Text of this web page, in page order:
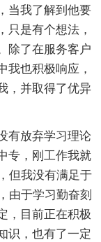
当我了解到他要
只是有个想法，
除了在服务客户
我也积极响应，
，并取得了优异
有放弃学习理论
专，刚工作我就
但我没有满足于
由于学习勤奋刻
，目前正在积极
识，也有了一定